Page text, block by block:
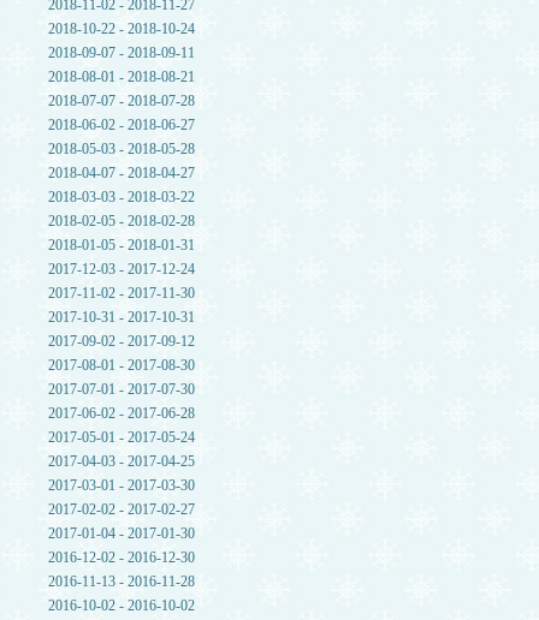
2018-11-02 - 2018-11-27
2018-10-22 - 2018-10-24
2018-09-07 - 2018-09-11
2018-08-01 - 2018-08-21
2018-07-07 - 2018-07-28
2018-06-02 - 2018-06-27
2018-05-03 - 2018-05-28
2018-04-07 - 2018-04-27
2018-03-03 - 2018-03-22
2018-02-05 - 2018-02-28
2018-01-05 - 2018-01-31
2017-12-03 - 2017-12-24
2017-11-02 - 2017-11-30
2017-10-31 - 2017-10-31
2017-09-02 - 2017-09-12
2017-08-01 - 2017-08-30
2017-07-01 - 2017-07-30
2017-06-02 - 2017-06-28
2017-05-01 - 2017-05-24
2017-04-03 - 2017-04-25
2017-03-01 - 2017-03-30
2017-02-02 - 2017-02-27
2017-01-04 - 2017-01-30
2016-12-02 - 2016-12-30
2016-11-13 - 2016-11-28
2016-10-02 - 2016-10-02